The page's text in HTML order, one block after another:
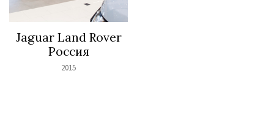
Jaguar Land Rover
Россия
2015